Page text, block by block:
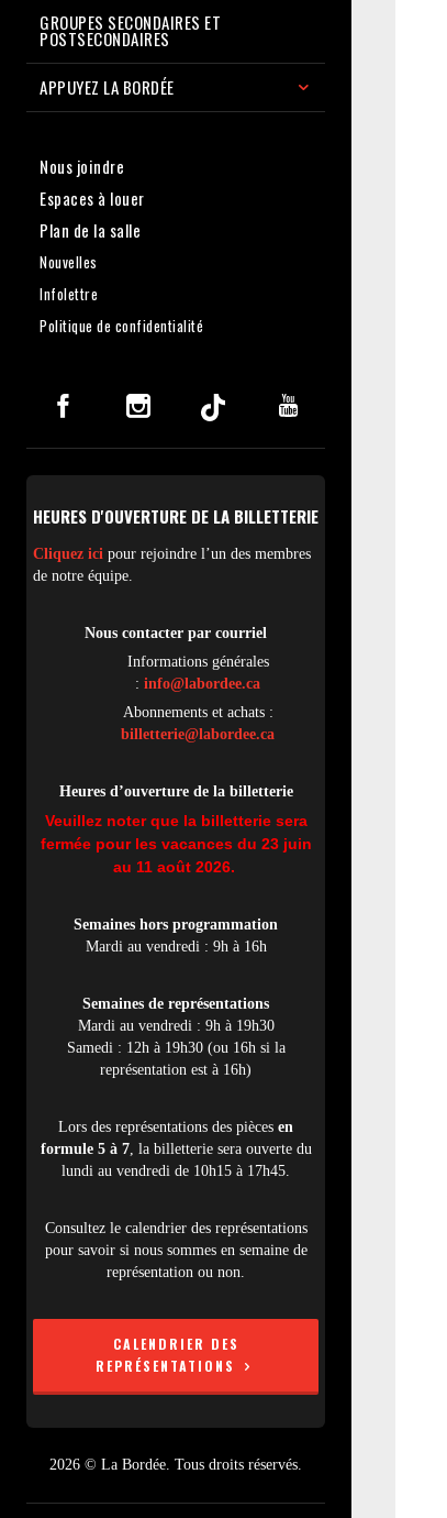
GROUPES SECONDAIRES ET
POSTSECONDAIRES
APPUYEZ LA BORDÉE
Nous joindre
Espaces à louer
Plan de la salle
Nouvelles
Infolettre
Politique de confidentialité
HEURES D'OUVERTURE DE LA BILLETTERIE
Cliquez ici pour rejoindre l’un des membres
de notre équipe.
Nous contacter par courriel
Informations générales
: info@labordee.ca
Abonnements et achats :
billetterie@labordee.ca
Heures d’ouverture de la billetterie
Veuillez noter que la billetterie sera
fermée pour les vacances du 23 juin
au 11 août 2026.
Semaines hors programmation
Mardi au vendredi : 9h à 16h
Semaines de représentations
Mardi au vendredi : 9h à 19h30
Samedi : 12h à 19h30 (ou 16h si la
représentation est à 16h)
Lors des représentations des pièces en
formule 5 à 7, la billetterie sera ouverte du
lundi au vendredi de 10h15 à 17h45.
Consultez le calendrier des représentations
pour savoir si nous sommes en semaine de
représentation ou non.
CALENDRIER DES
REPRÉSENTATIONS
2026 © La Bordée. Tous droits réservés.